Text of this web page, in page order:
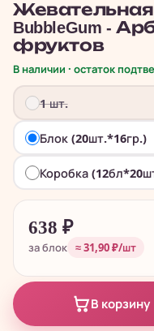
Жевательная
BubbleGum -
фруктов
В наличии · остаток
1 шт.
Блок (20шт.*16гр.)
Коробка
638 ₽
за блок ≈ 31,90 ₽/шт
В корзину